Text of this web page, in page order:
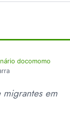
docomomo
migrantes em